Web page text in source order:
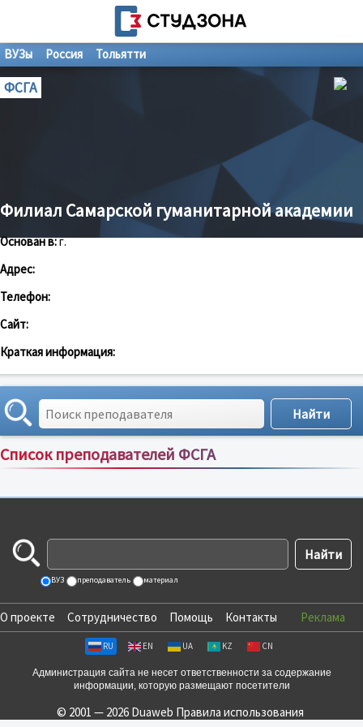
ВУЗы Россия Тольятти
ФСГА
Филиал Самарской гуманитарной академии
Основан в:г.
Адрес:
Телефон:
Сайт:
Краткая информация:
Список преподавателей ФСГА
Сортировка по:имени;рейтингу;отзывам
ВУЗ преподаватель материал
О проекте Сотрудничество Помощь Контакты Реклама
RU EN UA KZ CN
Администрация сайта не несет ответственности за содержание
информации, которую размещают посетители
© 2001 — 2026 Duaweb Правила использования